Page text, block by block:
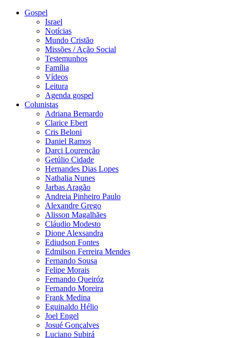
Gospel
Israel
Notícias
Mundo Cristão
Missões / Ação Social
Testemunhos
Família
Vídeos
Leitura
Agenda gospel
Colunistas
Adriana Bernardo
Clarice Ebert
Cris Beloni
Daniel Ramos
Darci Lourenção
Getúlio Cidade
Hernandes Dias Lopes
Nathalia Nunes
Jarbas Aragão
Andreia Pinheiro Paulo
Alexandre Grego
Alisson Magalhães
Cláudio Modesto
Dione Alexsandra
Ediudson Fontes
Edmilson Ferreira Mendes
Fernando Sousa
Felipe Morais
Fernando Queiróz
Fernando Moreira
Frank Medina
Eguinaldo Hélio
Joel Engel
Josué Gonçalves
Luciano Subirá